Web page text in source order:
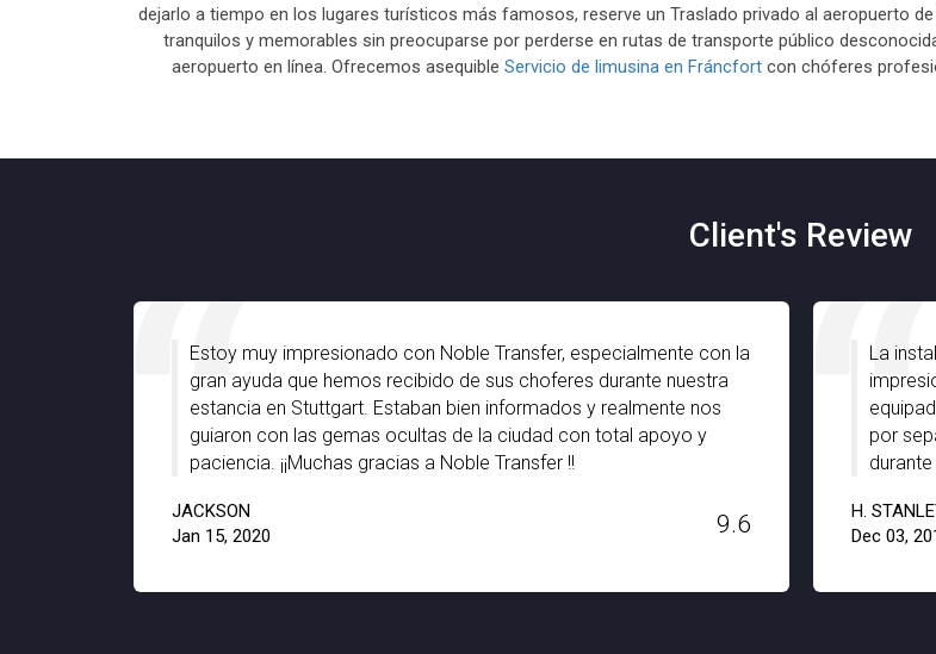
dejarlo a tiempo en los lugares turísticos más famosos, reserve un Traslado privado al aeropuerto
tranquilos y memorables sin preocuparse por perderse en rutas de transporte público
aeropuerto en línea. Ofrecemos asequible Servicio de limusina en Fráncfortcon chóferes
Client's Review
Estoy muy impresionado con Noble Transfer, especialmente con la
gran ayuda que hemos recibido de sus choferes durante nuestra
estancia en Stuttgart. Estaban bien informados y realmente nos
guiaron con las gemas ocultas de la ciudad con total apoyo y
paciencia. ¡¡Muchas gracias a Noble Transfer !!
JACKSON
Jan 15, 2020
9.6
La
por
H.
Dec 03,